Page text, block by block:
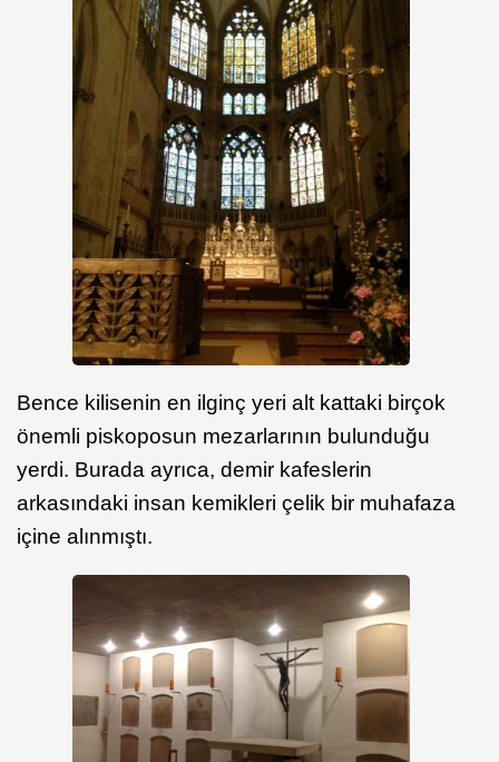
Bence kilisenin en ilginç yeri alt kattaki birçok
önemli piskoposun mezarlarının bulunduğu
yerdi. Burada ayrıca, demir kafeslerin
arkasındaki insan kemikleri çelik bir muhafaza
içine alınmıştı.